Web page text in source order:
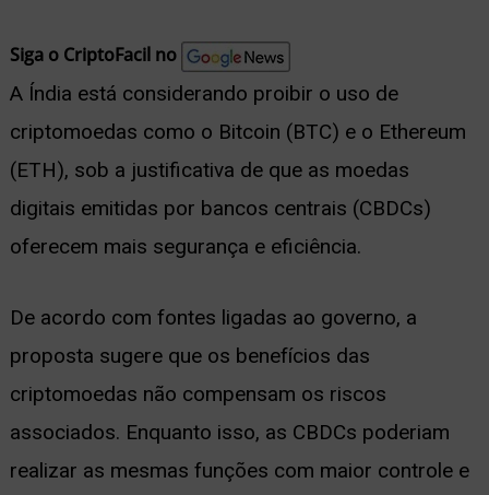
Siga o CriptoFacil no
A Índia está considerando proibir o uso de
criptomoedas como o Bitcoin (BTC) e o Ethereum
(ETH), sob a justificativa de que as moedas
digitais emitidas por bancos centrais (CBDCs)
oferecem mais segurança e eficiência.
De acordo com fontes ligadas ao governo, a
proposta sugere que os benefícios das
criptomoedas não compensam os riscos
associados. Enquanto isso, as CBDCs poderiam
realizar as mesmas funções com maior controle e